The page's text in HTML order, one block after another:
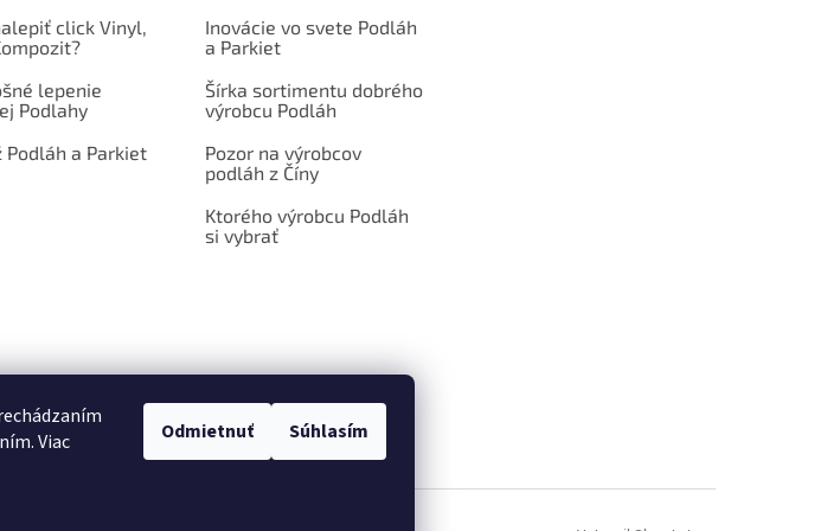
Viac
Odmietnuť Súhlasím
click Vinyl,
lepenie
Podlahy
Podláh a Parkiet
Inovácie vo svete Podláh
a Parkiet
Šírka sortimentu dobrého
výrobcu Podláh
Pozor na výrobcov
podláh z Číny
Ktorého výrobcu Podláh
si vybrať
OSOBNÝCH ÚDAJOV POŠLITE NÁM DOPYT